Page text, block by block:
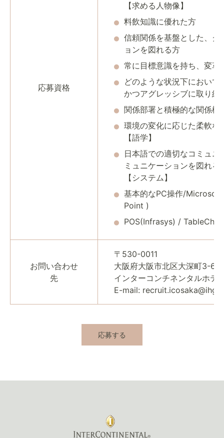
応募資格
【求める人物像】
料飲知識に優れた方
信頼関係を基盤とした、ク
ョンを図れる方
常に目標意識を持ち、変革
どのような状況下におい
かつアグレッシブに取り組
関係部署と積極的な関係構
環境の変化に応じた柔軟な
【語学】
日本語での適切なコミュ
ミュニケーションを図れる
【システム】
基本的なPC操作/
Point )
POS(Infrasys) /
お問い合わせ
先
〒530-0011
大阪府大阪市北区大深町3-60
インターコンチネンタルホ
E-mail:
応募する